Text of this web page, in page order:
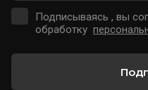
Подписываясь , вы
обработку